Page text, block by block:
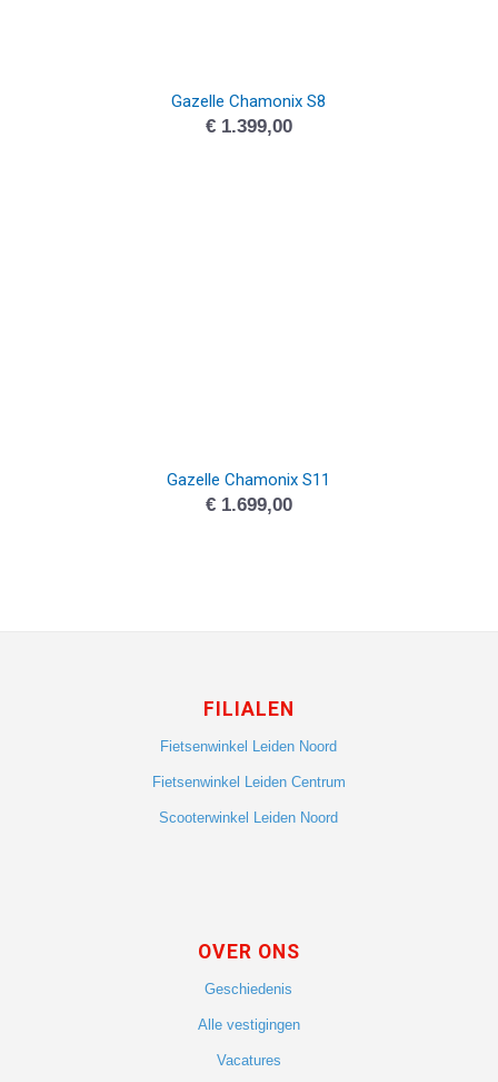
Gazelle Chamonix S8
€1.399,00
Gazelle Chamonix S11
€1.699,00
FILIALEN
Fietsenwinkel Leiden Noord
Fietsenwinkel Leiden Centrum
Scooterwinkel Leiden Noord
OVER ONS
Geschiedenis
Alle vestigingen
Vacatures